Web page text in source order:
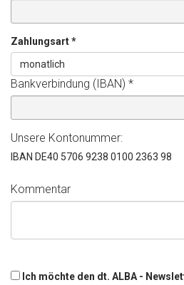
Zahlungsart*
monatlich
Bankverbindung (IBAN) *
Unsere Kontonummer:
IBAN DE40 5706 9238 0100 2363 98
Kommentar
Ich möchte den dt. ALBA -